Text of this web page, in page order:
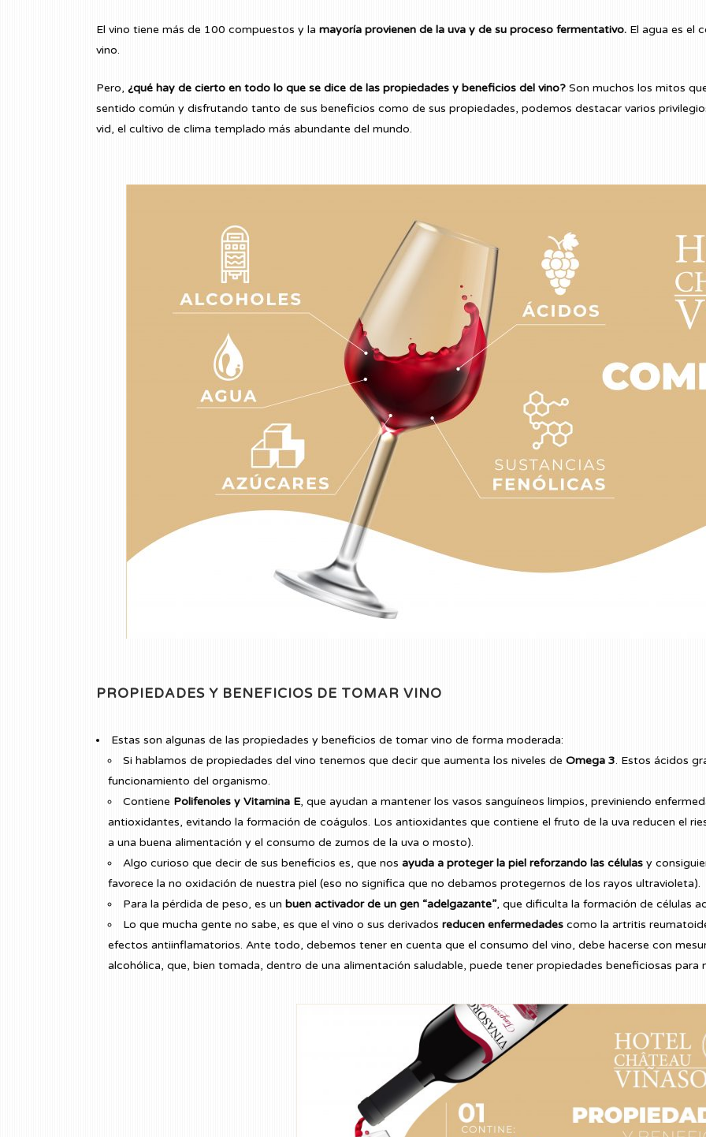
El vino tiene más de 100 compuestos y la mayoría provienen de la uva y de su proceso fermentativo. El agua es el
vino.
Pero, ¿qué hay de cierto en todo lo que se dice de las propiedades y beneficios del vino? Son muchos los mitos
sentido común y disfrutando tanto de sus beneficios como de sus propiedades, podemos destacar varios
vid, el cultivo de clima templado más abundante del mundo.
PROPIEDADES Y BENEFICIOS DE TOMAR VINO
Estas son algunas de las propiedades y beneficios de tomar vino de forma moderada:
Si hablamos de propiedades del vino tenemos que decir que aumenta los niveles de Omega 3. Estos ácidos
funcionamiento del organismo.
Contiene Polifenoles y Vitamina E, que ayudan a mantener los vasos sanguíneos limpios, previniendo
antioxidantes, evitando la formación de coágulos. Los antioxidantes que contiene el fruto de la uva reducen el
a una buena alimentación y el consumo de zumos de la uva o mosto).
Algo curioso que decir de sus beneficios es, que nos ayuda a proteger la piel reforzando las células y
favorece la no oxidación de nuestra piel (eso no significa que no debamos protegernos de los rayos ultravioleta).
Para la pérdida de peso, es un buen activador de un gen “adelgazante”, que dificulta la formación de células
Lo que mucha gente no sabe, es que el vino o sus derivados reducen enfermedades como la artritis
efectos antiinflamatorios. Ante todo, debemos tener en cuenta que el consumo del vino, debe hacerse con
alcohólica, que, bien tomada, dentro de una alimentación saludable, puede tener propiedades beneficiosas para